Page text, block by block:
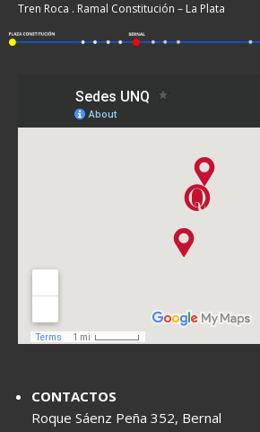
Tren Roca . Ramal Constitución – La Plata
CONTACTOS
Roque Sáenz Peña 352, Bernal